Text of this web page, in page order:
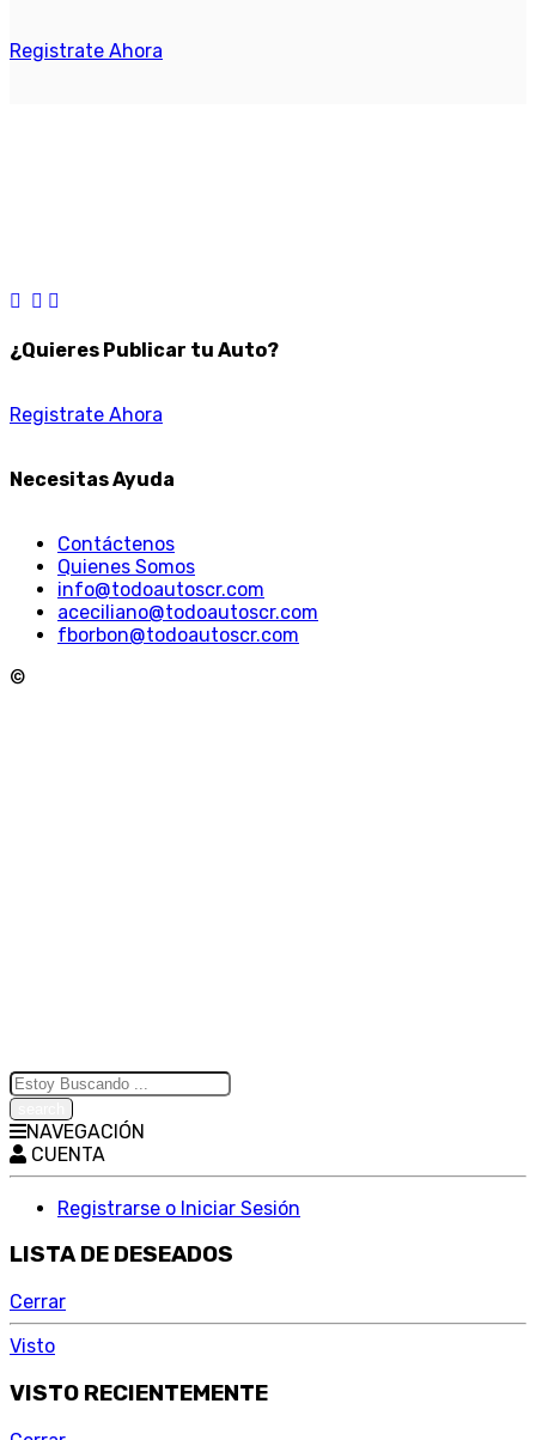
Registrate Ahora
¿Quieres Publicar tu Auto?
Registrate Ahora
Necesitas Ayuda
Contáctenos
Quienes Somos
info@todoautoscr.com
aceciliano@todoautoscr.com
fborbon@todoautoscr.com
©
Search
here
NAVEGACIÓN
CUENTA
Registrarse o Iniciar Sesión
LISTA DE DESEADOS
Cerrar
Visto
VISTO RECIENTEMENTE